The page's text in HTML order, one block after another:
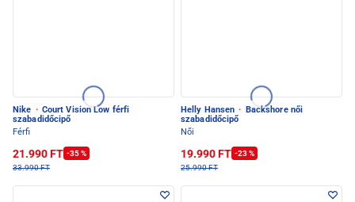
Nike · Court Vision Low férfi
szabadidőcipő
Férfi
21.990 FT -35 %
33.990 FT
Helly Hansen ·
Backshore női
szabadidőcipő
Női
19.990 FT -23 %
25.990 FT